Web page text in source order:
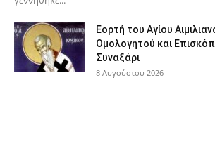
Εορτή του Αγίου
Ομολογητού και
Συναξάρι
8 Αυγούστου 2026